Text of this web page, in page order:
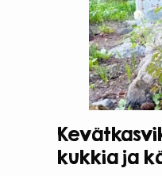
kukkia ja